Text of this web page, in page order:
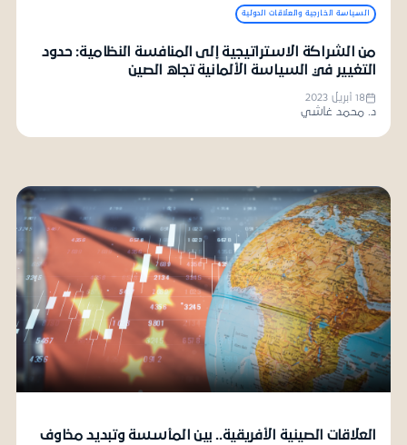
السياسة الخارجية والعلاقات الدولية
من الشراكة الاستراتيجية إلى المنافسة النظامية: حدود
التغيير في السياسة الألمانية تجاه الصين
18 أبريل 2023
د. محمد غاشي
العلاقات الصينية الأفريقية.. بين المأسسة وتبديد مخاوف